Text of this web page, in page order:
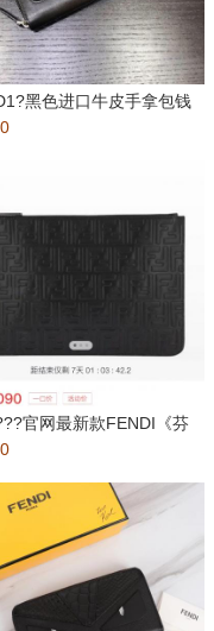
黑色进口牛皮手拿包钱
通用款出货???立体小
官网最新款FENDI《芬
调奢华?编号：309